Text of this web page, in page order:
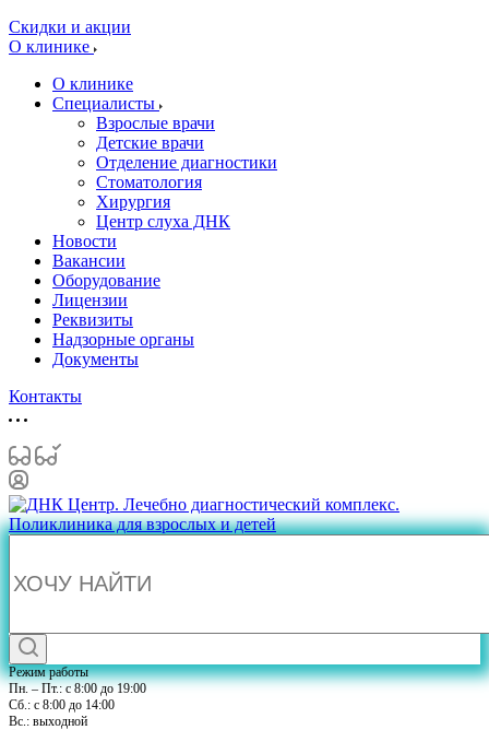
Скидки и акции
О клинике
О клинике
Специалисты
Взрослые врачи
Детские врачи
Отделение диагностики
Стоматология
Хирургия
Центр слуха ДНК
Новости
Вакансии
Оборудование
Лицензии
Реквизиты
Надзорные органы
Документы
Контакты
Режим работы
Пн. – Пт.: с 8:00 до 19:00
Сб.: с 8:00 до 14:00
Вс.: выходной